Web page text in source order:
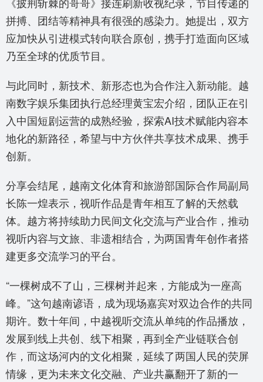
拼搏、团结等精神具有很强的感染力。她提出，双方
应加快从引进模式转向联合原创，携手打造面向区域
乃至全球的优质节目。
与此同时，新技术、新形态也为合作注入新动能。越
南数字娱乐集团执行总经理黄宝宏介绍，团队正在引
入中国短剧运营的成熟经验，探索AI技术赋能内容本
地化的新路径，希望与中方伙伴共享技术成果、携手
创新。
分享会结尾，越南文化体育和旅游部国际合作局副局
长陈一煌表示，视听作品是青年相互了解的天然载
体。越方将持续助力民间文化交流与产业合作，推动
视听内容与文旅、非遗相结合，为两国青年创作者搭
建更多交流学习的平台。
“一棵树成不了山，三棵树并起来，方能成为一座高
峰。”这句越南谚语，成为现场嘉宾对双边合作的共同
期许。数十年间，中越视听交流从单纯的作品播放，
发展到线上共创、线下相聚，再到全产业链联合创
作，而这场河内的文化相聚，延续了两国人民的荧屏
情缘，更为未来文化交融、产业共赢翻开了新的一